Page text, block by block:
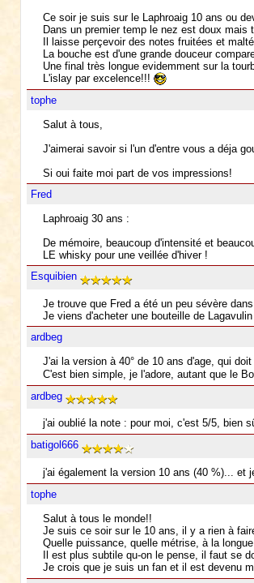
Ce soir je suis sur le Laphroaig 10 ans ou
Dans un premier temp le nez est doux mais
Il laisse perçevoir des notes fruitées et
La bouche est d'une grande douceur
Une final très longue evidemment sur la
L'islay par excelence!!!
tophe
Salut à tous,
J'aimerai savoir si l'un d'entre vous a déja
Si oui faite moi part de vos impressions!
Fred
Laphroaig 30 ans :
De mémoire, beaucoup d'intensité et
LE whisky pour une veillée d'hiver !
Esquibien
Je trouve que Fred a été un peu sévère
Je viens d'acheter une bouteille de
ardbeg
J'ai la version à 40° de 10 ans d'age, qui
C'est bien simple, je l'adore, autant que le
ardbeg
j'ai oublié la note : pour moi, c'est 5/5, bien
batigol666
j'ai également la version 10 ans (40 %)... et
tophe
Salut à tous le monde!!
Je suis ce soir sur le 10 ans, il y a rien à
Quelle puissance, quelle métrise, à la
Il est plus subtile qu-on le pense, il faut se
Je crois que je suis un fan et il est devenu